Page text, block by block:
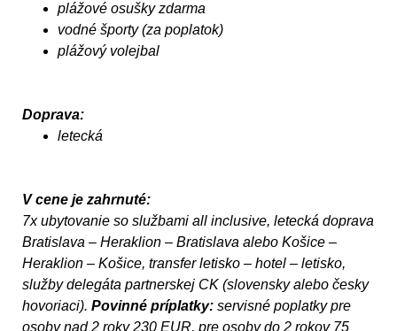
plážové osušky zdarma
vodné športy (za poplatok)
plážový volejbal
Doprava:
letecká
V cene je zahrnuté:
7x ubytovanie so službami all inclusive, letecká doprava
Bratislava – Heraklion – Bratislava alebo Košice –
Heraklion – Košice, transfer letisko – hotel – letisko,
služby delegáta partnerskej CK (slovensky alebo česky
hovoriaci). Povinné príplatky: servisné poplatky pre
osoby nad 2 roky 230 EUR, pre osoby do 2 rokov 75